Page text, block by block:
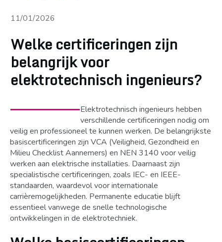
11/01/2026
Welke certificeringen zijn
belangrijk voor
elektrotechnisch ingenieurs?
Elektrotechnisch ingenieurs hebben
verschillende certificeringen nodig om
veilig en professioneel te kunnen werken. De belangrijkste
basiscertificeringen zijn VCA (Veiligheid, Gezondheid en
Milieu Checklist Aannemers) en NEN 3140 voor veilig
werken aan elektrische installaties. Daarnaast zijn
specialistische certificeringen, zoals IEC- en IEEE-
standaarden, waardevol voor internationale
carrièremogelijkheden. Permanente educatie blijft
essentieel vanwege de snelle technologische
ontwikkelingen in de elektrotechniek.